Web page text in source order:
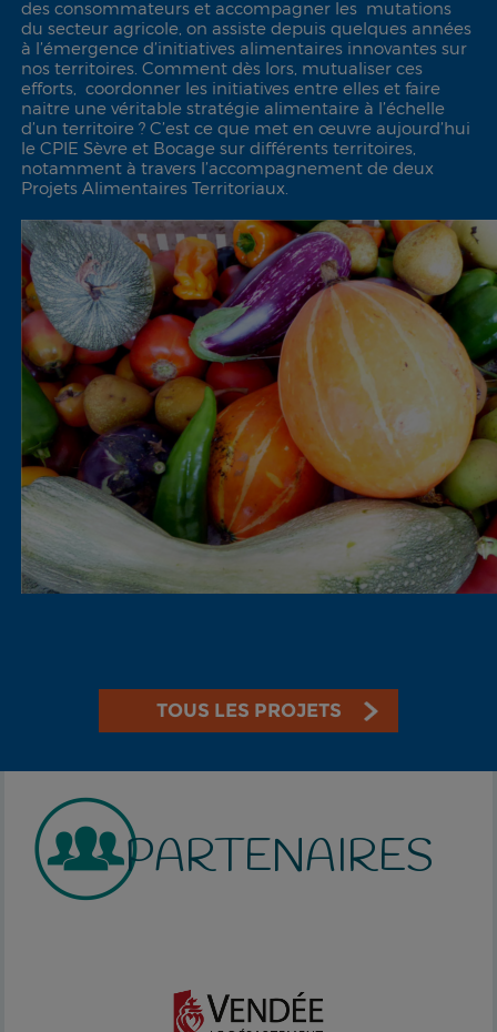
des consommateurs et accompagner les mutations
du secteur agricole, on assiste depuis quelques années
à l’émergence d’initiatives alimentaires innovantes sur
nos territoires. Comment dès lors, mutualiser ces
efforts, coordonner les initiatives entre elles et faire
naitre une véritable stratégie alimentaire à l’échelle
d’un territoire ? C’est ce que met en œuvre aujourd’hui
le CPIE Sèvre et Bocage sur différents territoires,
notamment à travers l’accompagnement de deux
Projets Alimentaires Territoriaux.
TOUS LES PROJETS
PARTENAIRES